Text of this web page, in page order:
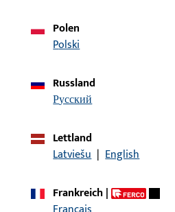
Polen
Polski
Russland
русский
Lettland
Latviešu | English
Frankreich|